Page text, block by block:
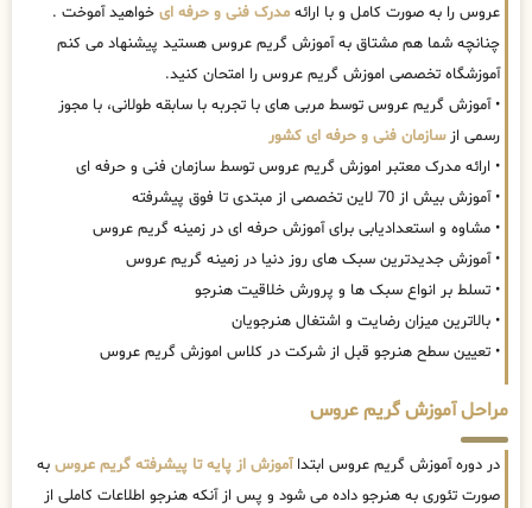
عروس را به صورت کامل و با ارائه مدرک فنی و حرفه ای خواهید آموخت .
چنانچه شما هم مشتاق به آموزش گریم عروس هستید پیشنهاد می کنم
آموزشگاه تخصصی اموزش گریم عروس را امتحان کنید.
• آموزش گریم عروس توسط مربی های با تجربه با سابقه طولانی، با مجوز
رسمی ازسازمان فنی و حرفه ای کشور
• ارائه مدرک معتبر اموزش گریم عروس توسط سازمان فنی و حرفه ای
• آموزش بیش از 70 لاین تخصصی از مبتدی تا فوق پیشرفته
• مشاوه و استعدادیابی برای آموزش حرفه ای در زمینه گریم عروس
• آموزش جدیدترین سبک های روز دنیا در زمینه گریم عروس
• تسلط بر انواع سبک ها و پرورش خلاقیت هنرجو
• بالاترین میزان رضایت و اشتغال هنرجویان
• تعیین سطح هنرجو قبل از شرکت در کلاس اموزش گریم عروس
مراحل آموزش گریم عروس
در دوره آموزش گریم عروس ابتداآموزش از پایه تا پیشرفته گریم عروس به
صورت تئوری به هنرجو داده می شود و پس از آنکه هنرجو اطلاعات کاملی از